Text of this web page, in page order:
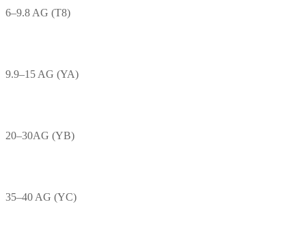
6–9.8 AG (T8)
9.9–15 AG (YA)
20–30AG (YB)
35–40 AG (YC)